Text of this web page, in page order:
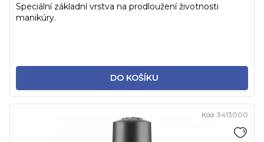
DO KOŠÍKU
Speciální základní vrstva na prodloužení životnosti
manikúry.
Kód: 3413000